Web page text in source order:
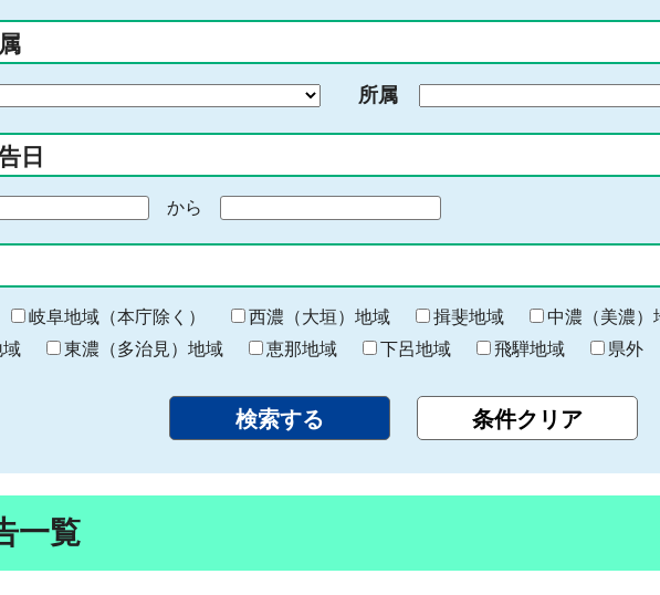
ー
入
力
所属
日
から
終
わ
り
岐阜地域（本庁除く） 西濃（大垣）地域 揖斐地域 中濃（美濃）
域
東濃（多治見）地域 恵那地域 下呂地域 飛騨地域 県外
一覧